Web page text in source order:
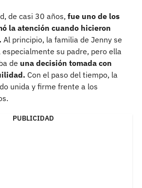
de casi 30 años, fue uno de los
la atención cuando hicieron
Al principio, la familia de Jenny se
su padre, pero ella
de una decisión tomada con
Con el paso del tiempo, la
unida y firme frente a los
PUBLICIDAD